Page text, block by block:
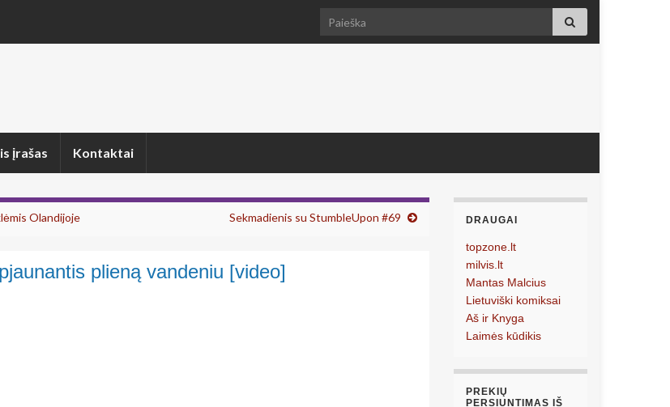
Search for:
įrašas Kontaktai
Olandijoje Sekmadienis su StumbleUpon #69
plieną vandeniu [video]
DRAUGAI
topzone.lt
milvis.lt
Mantas Malcius
Lietuviški komiksai
Aš ir Knyga
Laimės kūdikis
PREKIŲ
PERSIUNTIMAS IŠ